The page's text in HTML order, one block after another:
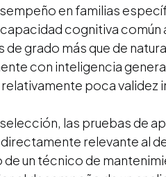
en familias
cognitiva
de grado más que de
con inteligencia
poca validez
selección, las pruebas de
directamente relevante al
un técnico de